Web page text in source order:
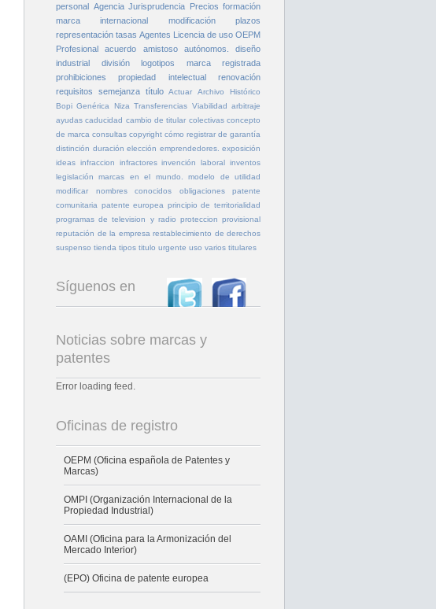
personal
Agencia Jurisprudencia Precios formación
marca internacional
modificación
plazos
representación tasas Agentes Licencia de uso OEPM
Profesional
acuerdo amistoso autónomos.
diseño
industrial
división logotipos
marca registrada
prohibiciones
propiedad intelectual
renovación
requisitos
semejanza título Actuar
Archivo Histórico
Bopi Genérica Niza Transferencias Viabilidad
arbitraje
ayudas caducidad cambio de titular colectivas concepto
de marca consultas copyright cómo registrar de garantía
distinción duración elección emprendedores. exposición
ideas infraccion infractores invención laboral
inventos
legislación
marcas en el mundo.
modelo de utilidad
modificar
nombres conocidos obligaciones
patente
comunitaria patente europea principio de territorialidad
programas de television y radio proteccion provisional
reputación de la empresa restablecimiento de derechos
suspenso tienda tipos titulo urgente uso varios titulares
Síguenos en
Noticias sobre marcas y
patentes
Error loading feed.
Oficinas de registro
OEPM (Oficina española de Patentes y
Marcas)
OMPI (Organización Internacional de la
Propiedad Industrial)
OAMI (Oficina para la Armonización del
Mercado Interior)
(EPO) Oficina de patente europea